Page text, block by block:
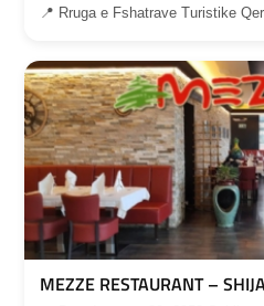
📍 Rruga e Fshatrave Turistike
MEZZE RESTAURANT –